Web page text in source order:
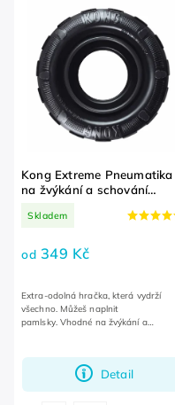
Kong Extreme Pneumatika
na žvýkání a schování
Skladem
od 349 Kč
Detail
Extra-odolná hračka, která vydrží
všechno. Můžeš naplnit
pamlsky. Vhodné na žvýkání a